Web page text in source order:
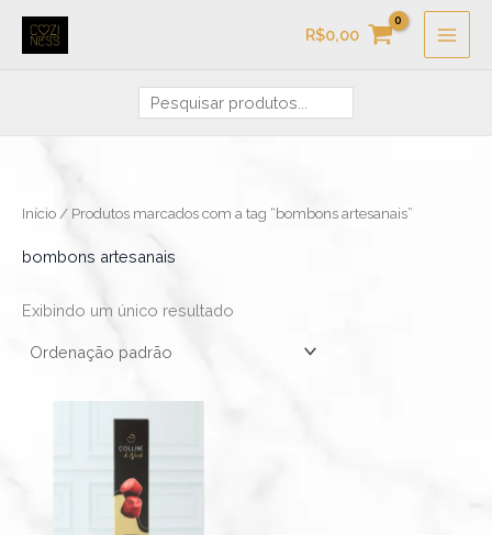
para
R$0,00
Início/ Produtos marcados com a tag “bombons artesanais”
bombons artesanais
Exibindo um único resultado